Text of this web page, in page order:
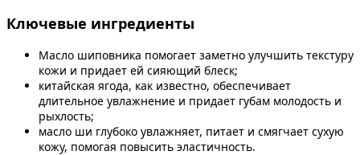
Ключевые ингредиенты
Масло шиповника помогает заметно улучшить текстуру
кожи и придает ей сияющий блеск;
китайская ягода, как известно, обеспечивает
длительное увлажнение и придает губам молодость и
рыхлость;
масло ши глубоко увлажняет, питает и смягчает сухую
кожу, помогая повысить эластичность.